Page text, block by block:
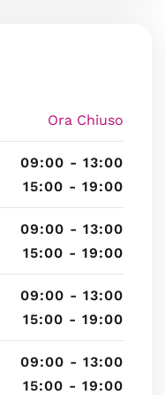
Ora Chiuso
09:00 - 13:00
15:00 - 19:00
09:00 - 13:00
15:00 - 19:00
09:00 - 13:00
15:00 - 19:00
09:00 - 13:00
15:00 - 19:00